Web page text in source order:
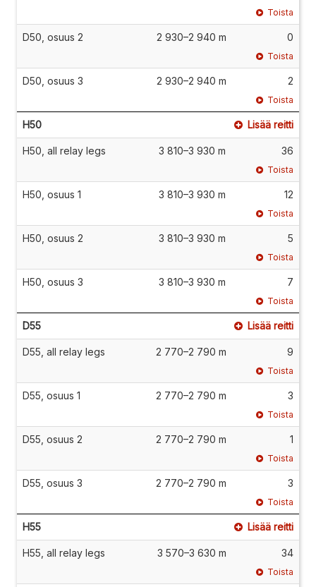
Toista
D50, osuus 2 2 930–2 940 m 0
Toista
D50, osuus 3 2 930–2 940 m 2
Toista
H50 Lisää reitti
H50, all relay legs 3 810–3 930 m 36
Toista
H50, osuus 1 3 810–3 930 m 12
Toista
H50, osuus 2 3 810–3 930 m 5
Toista
H50, osuus 3 3 810–3 930 m 7
Toista
D55 Lisää reitti
D55, all relay legs 2 770–2 790 m 9
Toista
D55, osuus 1 2 770–2 790 m 3
Toista
D55, osuus 2 2 770–2 790 m 1
Toista
D55, osuus 3 2 770–2 790 m 3
Toista
H55 Lisää reitti
H55, all relay legs 3 570–3 630 m 34
Toista